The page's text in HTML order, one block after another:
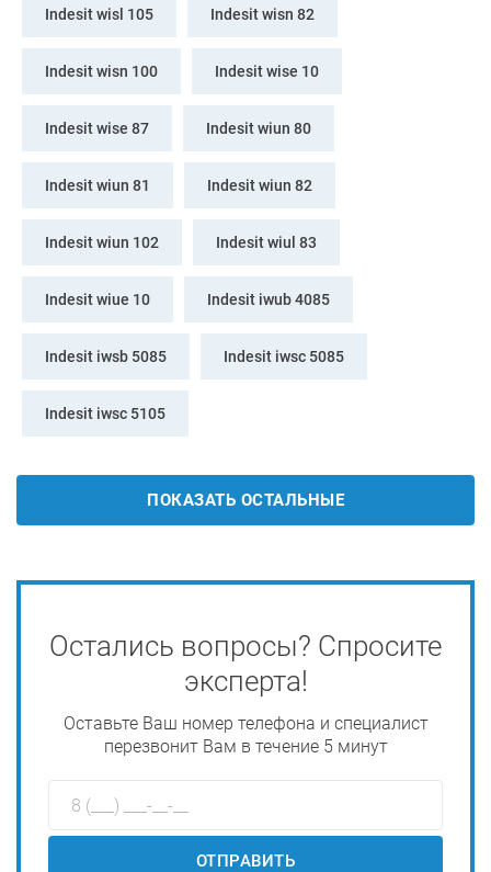
Indesit wisl 105 Indesit wisn 82
Indesit wisn 100 Indesit wise 10
Indesit wise 87 Indesit wiun 80
Indesit wiun 81 Indesit wiun 82
Indesit wiun 102 Indesit wiul 83
Indesit wiue 10 Indesit iwub 4085
Indesit iwsb 5085 Indesit iwsc 5085
Indesit iwsc 5105
ПОКАЗАТЬ ОСТАЛЬНЫЕ
Остались вопросы? Спросите
эксперта!
Оставьте Ваш номер телефона и специалист
перезвонит Вам в течение 5 минут
ОТПРАВИТЬ